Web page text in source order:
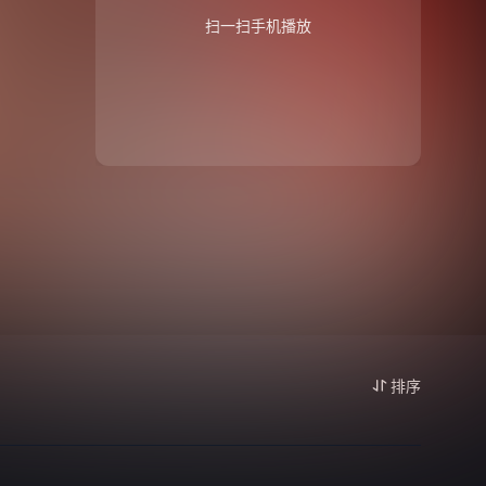
扫一扫手机播放
排序